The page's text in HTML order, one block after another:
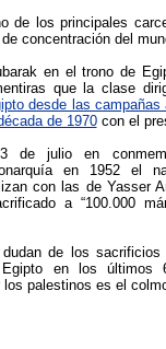
de los principales
concentración del
en el trono de
que la clase
desde las
de 1970con el
de julio en
en 1952 el
con las de Yasser
a “100.000
de los
Egipto en los últimos
palestinos es el